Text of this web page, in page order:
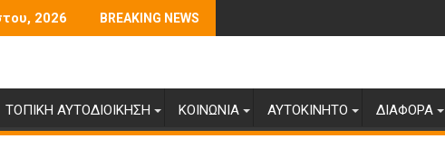
2026 BREAKING NEWS
ΤΟΠΙΚΉ ΑΥΤΟΔΙΟΊΚΗΣΗ ΚΟΙΝΩΝΊΑ ΑΥΤΟΚΊΝΗΤΟ ΔΙΆΦΟΡΑ